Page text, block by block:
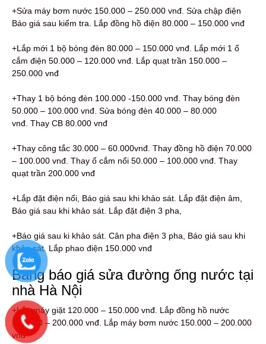
+Sửa máy bơm nước 150.000 – 250.000 vnđ. Sửa chập điện
Báo giá sau kiểm tra. Lắp đồng hồ điện 80.000 – 150.000 vnđ
+Lắp mới 1 bộ bóng đèn 80.000 – 150.000 vnđ. Lắp mới 1 ổ
cắm điện 50.000 – 120.000 vnđ. Lắp quạt trần 150.000 –
250.000 vnđ
+Thay 1 bộ bóng đèn 100.000 -150.000 vnđ. Thay bóng đèn
50.000 – 100.000 vnđ. Sửa bóng đèn 40.000 – 80.000
vnđ. Thay CB 80.000 vnđ
+Thay công tắc 30.000 – 60.000vnđ. Thay đồng hồ điện 70.000
– 100.000 vnđ. Thay ổ cắm nổi 50.000 – 100.000 vnđ. Thay
quạt trần 200.000 vnđ
+Lắp đặt điện nổi, Báo giá sau khi khảo sát. Lắp đặt điện âm,
Báo giá sau khi khảo sát. Lắp đặt điện 3 pha,
+Báo giá sau ki khảo sát. Cân pha điện 3 pha, Báo giá sau khi
khảo sát. Lắp phao điện 150.000 vnđ
Bảng báo giá sửa đường ống nước tại
nhà Hà Nội
+Lắp máy giặt 120.000 – 150.000 vnđ. Lắp đồng hồ nước
120.000 – 200.000 vnđ. Lắp máy bơm nước 150.000 – 200.000
vnđ